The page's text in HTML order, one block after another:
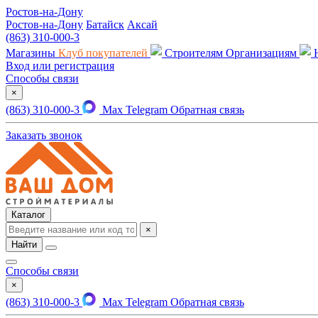
Ростов-на-Дону
Ростов-на-Дону Батайск Аксай
(863) 310-000-3
Магазины Клуб покупателей Строителям Организациям
Вход или регистрация
Способы связи
×
(863) 310-000-3 Max Telegram Обратная связь
Заказать звонок
Каталог
×
Найти
Способы связи
×
(863) 310-000-3 Max Telegram Обратная связь